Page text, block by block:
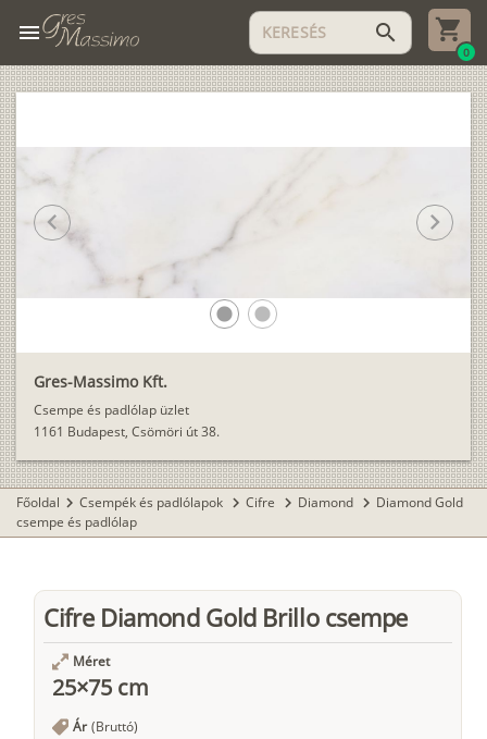
menu search
0
Gres-Massimo Kft.
Csempe és padlólap üzlet
1161 Budapest, Csömöri út 38.
lens lens
chevron_left chevron_right
Főoldal chevron_right Csempék és padlólapok chevron_right Cifre chevron_right Diamond chevron_right Diamond Gold
csempe és padlólap
Cifre Diamond Gold Brillo csempe
Méret
25×75 cm
Ár (Bruttó)